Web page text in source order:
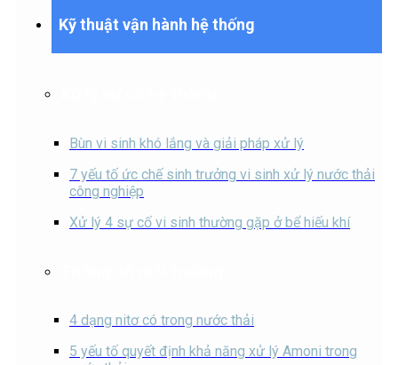
Kỹ thuật vận hành hệ thống
Bùn vi sinh khó lắng và giải pháp xử lý
7 yếu tố ức chế sinh trưởng vi sinh xử lý nước thải
công nghiệp
Xử lý 4 sự cố vi sinh thường gặp ở bể hiếu khí
4 dạng nitơ có trong nước thải
5 yếu tố quyết định khả năng xử lý Amoni trong